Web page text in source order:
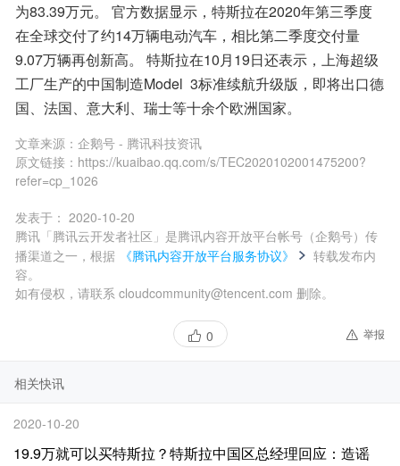
为83.39万元。 官方数据显示，特斯拉在2020年第三季度
在全球交付了约14万辆电动汽车，相比第二季度交付量
9.07万辆再创新高。 特斯拉在10月19日还表示，上海超级
工厂生产的中国制造Model  3标准续航升级版，即将出口德
国、法国、意大利、瑞士等十余个欧洲国家。
文章来源： 企鹅号 - 腾讯科技资讯
原文链接： https://kuaibao.qq.com/s/TEC2020102001475200?
refer=cp_1026
发表于： 2020-10-20
腾讯「腾讯云开发者社区」是腾讯内容开放平台帐号（企鹅号）传
播渠道之一，根据
《腾讯内容开放平台服务协议》
转载发布内
容。
如有侵权，请联系 cloudcommunity@tencent.com 删除。
0 举报
相关快讯
2020-10-20
19.9万就可以买特斯拉？特斯拉中国区总经理回应：造谣